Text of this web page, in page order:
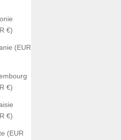
€)
(EUR
€)
€)
(EUR